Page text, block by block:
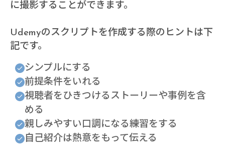
に撮影することができます。
Udemyのスクリプトを作成する際のヒントは下
記です。
シンプルにする
前提条件をいれる
視聴者をひきつけるストーリーや事例を含
める
親しみやすい口調になる練習をする
自己紹介は熱意をもって伝える